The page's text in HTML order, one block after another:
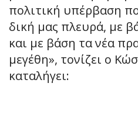
πολιτική υπέρβαση
δική μας πλευρά, με
και με βάση τα νέα
μεγέθη», τονίζει ο
καταλήγει: